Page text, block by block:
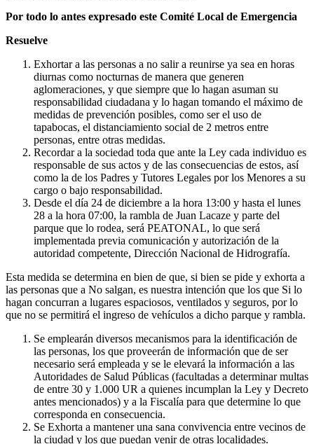
Por todo lo antes expresado este Comité Local de Emergencia
Resuelve
Exhortar a las personas a no salir a reunirse ya sea en horas
diurnas como nocturnas de manera que generen
aglomeraciones, y que siempre que lo hagan asuman su
responsabilidad ciudadana y lo hagan tomando el máximo de
medidas de prevención posibles, como ser el uso de
tapabocas, el distanciamiento social de 2 metros entre
personas, entre otras medidas.
Recordar a la sociedad toda que ante la Ley cada individuo es
responsable de sus actos y de las consecuencias de estos, así
como la de los Padres y Tutores Legales por los Menores a su
cargo o bajo responsabilidad.
Desde el día 24 de diciembre a la hora 13:00 y hasta el lunes
28 a la hora 07:00, la rambla de Juan Lacaze y parte del
parque que lo rodea, será PEATONAL, lo que será
implementada previa comunicación y autorización de la
autoridad competente, Dirección Nacional de Hidrografía.
Esta medida se determina en bien de que, si bien se pide y exhorta a
las personas que a No salgan, es nuestra intención que los que Si lo
hagan concurran a lugares espaciosos, ventilados y seguros, por lo
que no se permitirá el ingreso de vehículos a dicho parque y rambla.
Se emplearán diversos mecanismos para la identificación de
las personas, los que proveerán de información que de ser
necesario será empleada y se le elevará la información a las
Autoridades de Salud Públicas (facultadas a determinar multas
de entre 30 y 1.000 UR a quienes incumplan la Ley y Decreto
antes mencionados) y a la Fiscalía para que determine lo que
corresponda en consecuencia.
Se Exhorta a mantener una sana convivencia entre vecinos de
la ciudad y los que puedan venir de otras localidades.